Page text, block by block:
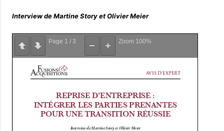
Interview de Martine Story et Olivier Meier
Page 1 / 3 Zoom 100%